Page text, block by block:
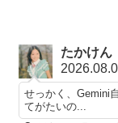
たかけん
せっかく、Gemini
てがたいの...